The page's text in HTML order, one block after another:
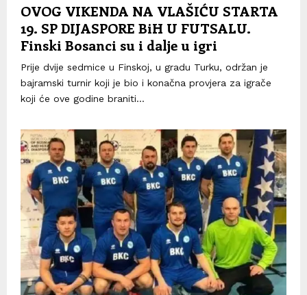
OVOG VIKENDA NA VLAŠIĆU STARTA
19. SP DIJASPORE BiH U FUTSALU.
Finski Bosanci su i dalje u igri
Prije dvije sedmice u Finskoj, u gradu Turku, održan je
bajramski turnir koji je bio i konačna provjera za igrače
koji će ove godine braniti...